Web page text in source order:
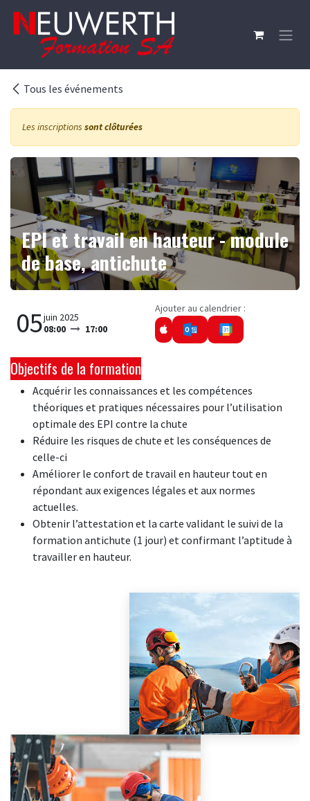
Tous les événements
Les inscriptions sont clôturées
EPI et travail en hauteur - module
de base, antichute
05juin 2025
08:00
17:00
Ajouter au calendrier :
Objectifs de la formation
Acquérir les connaissances et les compétences
théoriques et pratiques nécessaires pour l’utilisation
optimale des EPI contre la chute
Réduire les risques de chute et les conséquences de
celle-ci
Améliorer le confort de travail en hauteur tout en
répondant aux exigences légales et aux normes
actuelles.
Obtenir l’attestation et la carte validant le suivi de la
formation antichute (1 jour) et confirmant l’aptitude à
travailler en hauteur.